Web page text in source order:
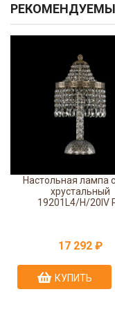
Настольная лампа
хрустальный
19201L4/H/20IV
17 292 ₽
КУПИТЬ